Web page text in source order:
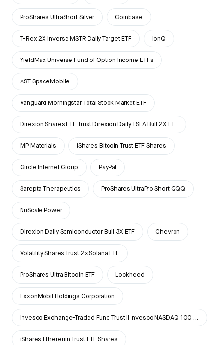
ProShares UltraShort Silver Coinbase
T-Rex 2X Inverse MSTR Daily Target ETF IonQ
YieldMax Universe Fund of Option Income ETFs
AST SpaceMobile
Vanguard Morningstar Total Stock Market ETF
Direxion Shares ETF Trust Direxion Daily TSLA Bull 2X ETF
MP Materials iShares Bitcoin Trust ETF Shares
Circle Internet Group PayPal
Sarepta Therapeutics ProShares UltraPro Short QQQ
NuScale Power
Direxion Daily Semiconductor Bull 3X ETF Chevron
Volatility Shares Trust 2x Solana ETF
ProShares Ultra Bitcoin ETF Lockheed
ExxonMobil Holdings Corporation
Invesco Exchange-Traded Fund Trust II Invesco NASDAQ 100 ETF
iShares Ethereum Trust ETF Shares